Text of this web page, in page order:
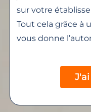
sur votre
Tout cela grâce à
vous donne